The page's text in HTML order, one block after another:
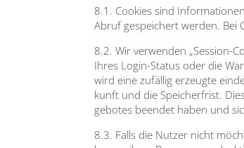
8.1. Coo­kies sind
Abruf gespei­chert wer­den. Bei
8.2. Wir ver­wen­den „Ses­si­on-
Ihres Log­in-Sta­tus oder die
wird eine zufäl­lig erzeug­te
kunft und die Spei­cher­frist.
ge­bo­tes been­det haben und
8.3. Falls die Nut­zer nicht